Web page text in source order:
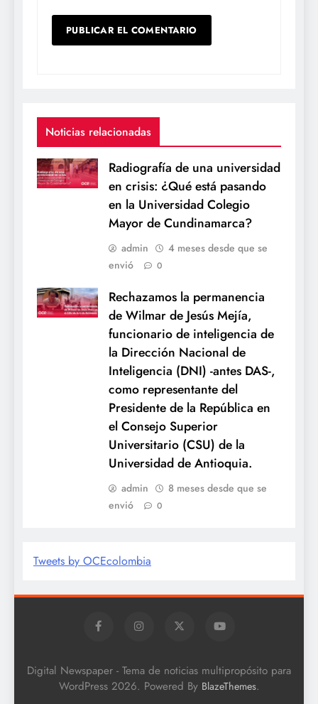
Noticias relacionadas
Radiografía de una universidad
en crisis: ¿Qué está pasando
en la Universidad Colegio
Mayor de Cundinamarca?
admin
4 meses desde que se
envió
0
Rechazamos la permanencia
de Wilmar de Jesús Mejía,
funcionario de inteligencia de
la Dirección Nacional de
Inteligencia (DNI) -antes DAS-,
como representante del
Presidente de la República en
el Consejo Superior
Universitario (CSU) de la
Universidad de Antioquia.
admin
8 meses desde que se
envió
0
Tweets by OCEcolombia
Digital Newspaper - Tema de noticias multipropósito para
WordPress 2026. Powered By BlazeThemes.